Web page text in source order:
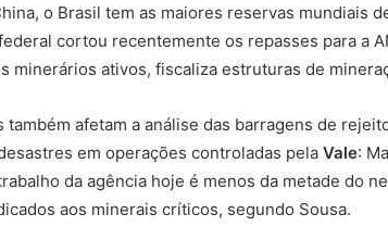
o Brasil tem as maiores reservas mundiais
cortou recentemente os repasses para a
minerários ativos, fiscaliza estruturas de
também afetam a análise das barragens de
em operações controladas pela Vale:
da agência hoje é menos da metade do
aos minerais críticos, segundo Sousa.